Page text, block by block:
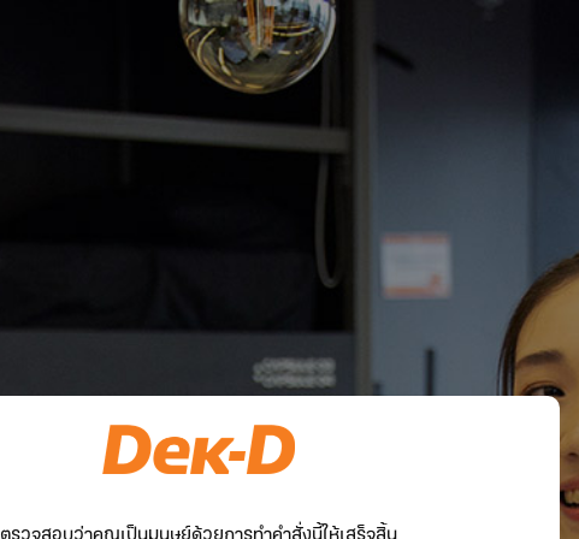
ตรวจสอบว่าคุณเป็นมนุษย์ด้วยการทำคำสั่งนี้ให้เสร็จสิ้น